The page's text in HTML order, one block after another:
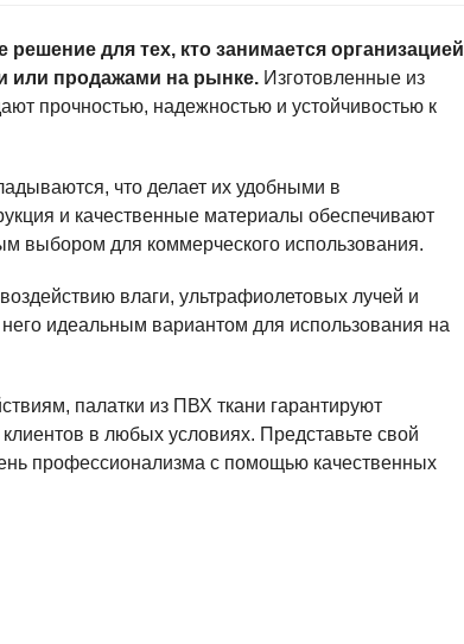
для тех, кто занимается организацией
или продажами на рынке. Изготовленные из
прочностью, надежностью и устойчивостью к
что делает их удобными в
и качественные материалы обеспечивают
выбором для коммерческого использования.
влаги, ультрафиолетовых лучей и
идеальным вариантом для использования на
палатки из ПВХ ткани гарантируют
в любых условиях. Представьте свой
профессионализма с помощью качественных